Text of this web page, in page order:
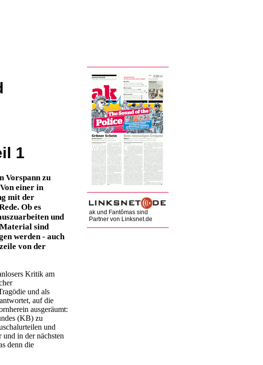
ak und Fantômas sind
Partner von Linksnet.de
1
Vorspann zu
einer in
mit der
Ob es
und
sind
werden - auch
von der
Kritik am
und als
auf die
ausgeräumt:
(KB) zu
und
in der nächsten
denn die